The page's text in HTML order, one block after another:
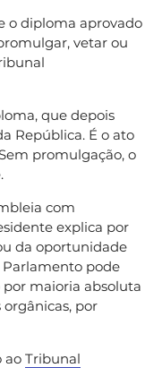
o diploma aprovado
vetar ou
que depois
República. É o ato
promulgação, o
com
explica por
da oportunidade
Parlamento pode
maioria absoluta
orgânicas, por
ao Tribunal